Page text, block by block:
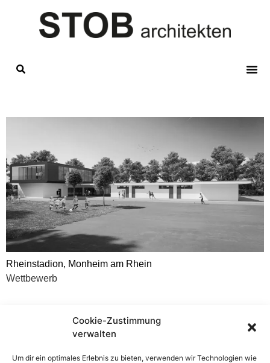
Cookie-Zustimmung
verwalten
Um dir ein optimales Erlebnis zu bieten, verwenden wir Technologien wie
Rheinstadion, Monheim am Rhein
Wettbewerb
©STOB